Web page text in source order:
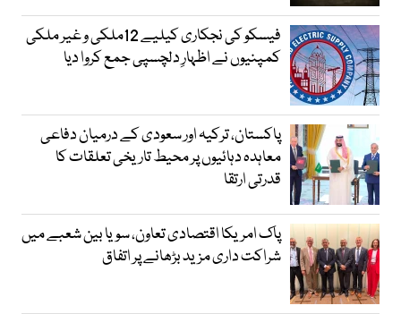
فیسکو کی نجکاری کیلیے 12ملکی و غیر ملکی
کمپنیوں نے اظہارِ دلچسپی جمع کروا دیا
پاکستان، ترکیہ اور سعودی کے درمیان دفاعی
معاہدہ دہائیوں پر محیط تاریخی تعلقات کا
قدرتی ارتقا
پاک امریکا اقتصادی تعاون، سویا بین شعبے میں
شراکت داری مزید بڑھانے پر اتفاق